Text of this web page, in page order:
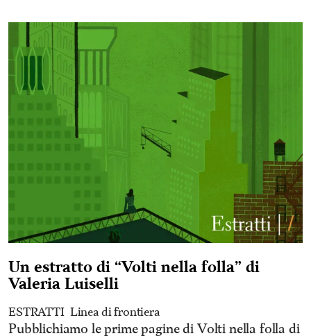
Un estratto di “Volti nella folla” di
Valeria Luiselli
ESTRATTI Linea di frontiera
Pubblichiamo le prime pagine di Volti nella folla di